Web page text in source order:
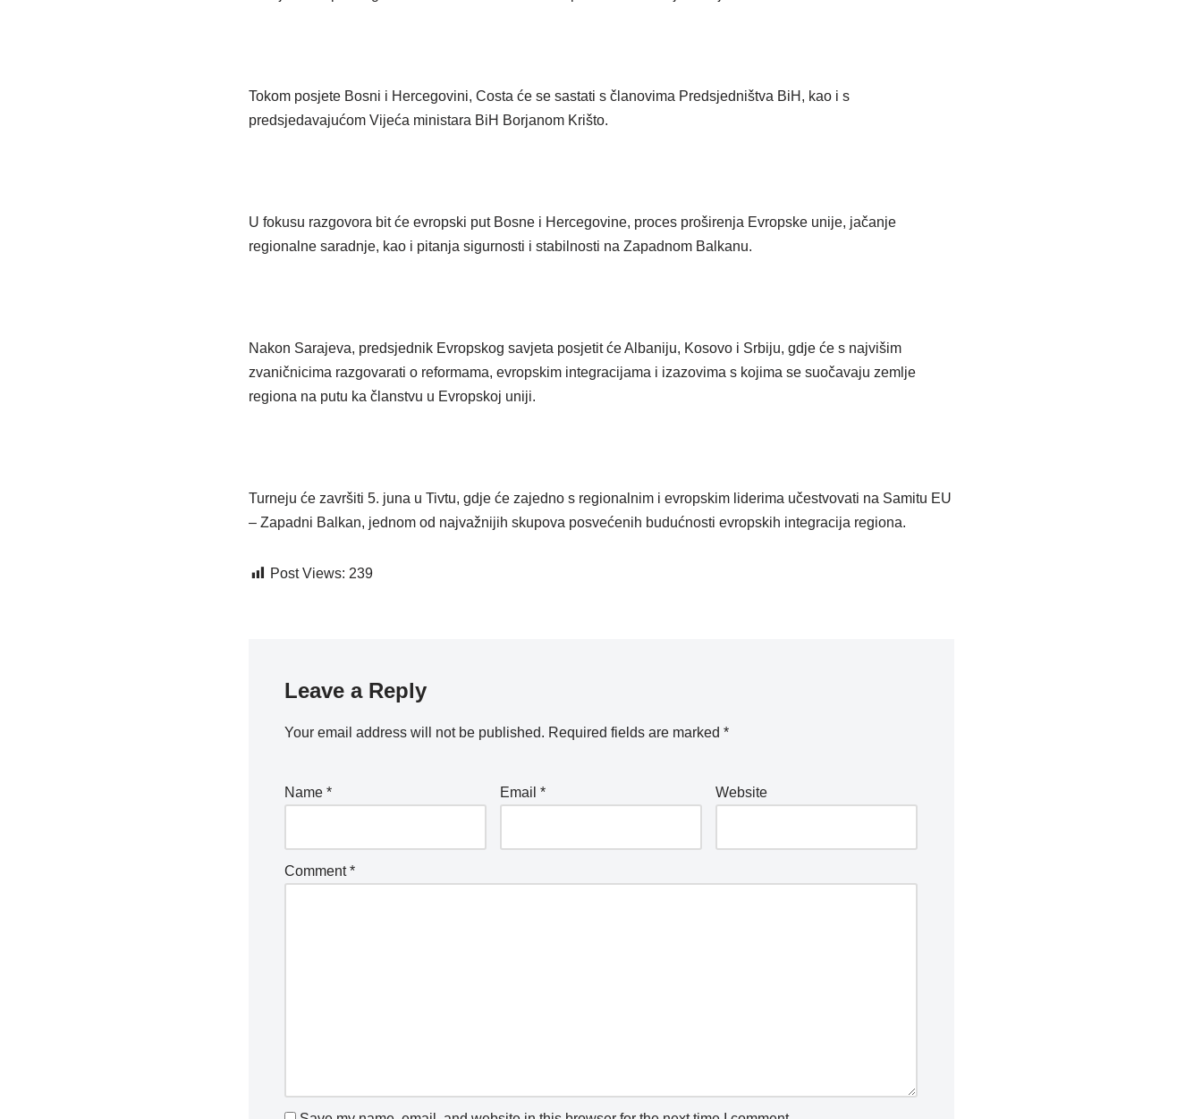
Tokom posjete Bosni i Hercegovini, Costa će se sastati s članovima Predsjedništva BiH, kao i s
predsjedavajućom Vijeća ministara BiH Borjanom Krišto.
U fokusu razgovora bit će evropski put Bosne i Hercegovine, proces proširenja Evropske unije, jačanje
regionalne saradnje, kao i pitanja sigurnosti i stabilnosti na Zapadnom Balkanu.
Nakon Sarajeva, predsjednik Evropskog savjeta posjetit će Albaniju, Kosovo i Srbiju, gdje će s najvišim
zvaničnicima razgovarati o reformama, evropskim integracijama i izazovima s kojima se suočavaju zemlje
regiona na putu ka članstvu u Evropskoj uniji.
Turneju će završiti 5. juna u Tivtu, gdje će zajedno s regionalnim i evropskim liderima učestvovati na Samitu EU
– Zapadni Balkan, jednom od najvažnijih skupova posvećenih budućnosti evropskih integracija regiona.
Post Views: 239
Leave a Reply
Your email address will not be published. Required fields are marked *
Name * Email * Website
Comment*